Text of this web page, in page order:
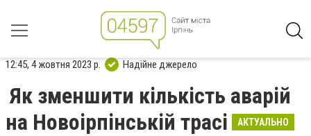
12:45, 4 жовтня 2023 р. Надійне джерело
Як зменшити кількість аварій
на Новоірпінській трасі
АКТУАЛЬНО